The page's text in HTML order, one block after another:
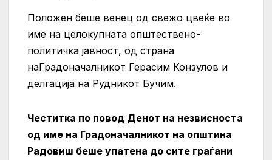
Положен беше венец од свежо цвеќе во
име на целокупната општествено-
политичка јавност, од страна
наГрадоначалникот Герасим Конзулов и
делгација на Рудникот Бучим.
Честитка по повод Денот на незвисноста
од име на Градоначалникот на општина
Радовиш беше упатена до сите граѓани